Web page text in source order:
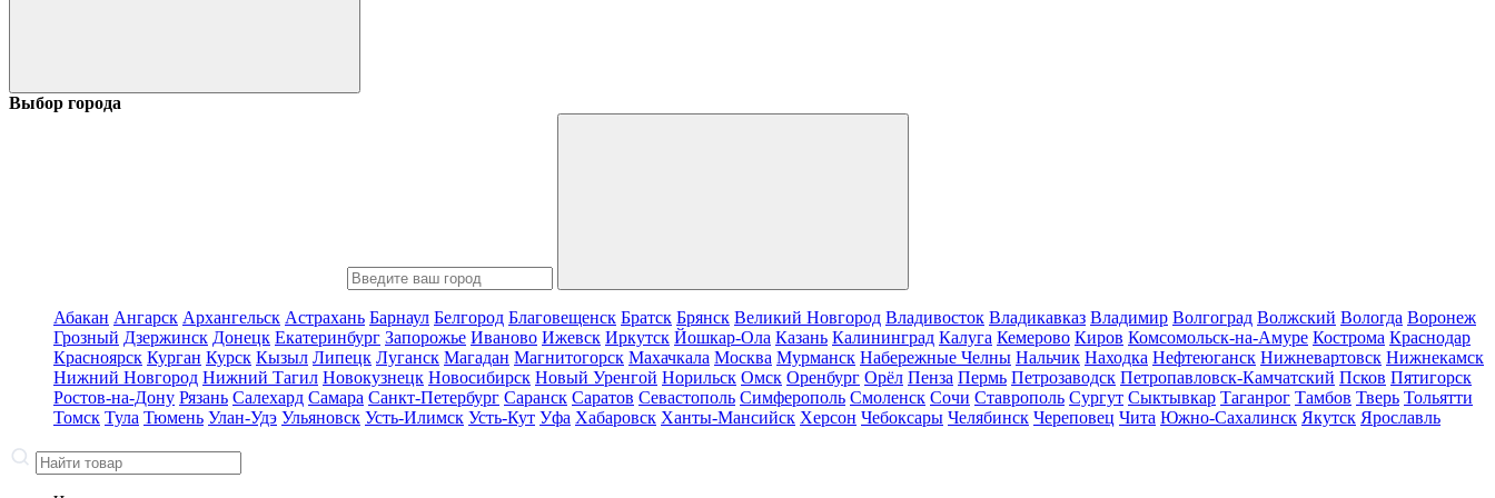
Выбор города
Абакан Ангарск Архангельск Астрахань Барнаул Белгород Благовещенск Братск Брянск Великий Новгород Владивосток Владикавказ Владимир Волгоград Волжский Вологда Воронеж
Грозный Дзержинск Донецк Екатеринбург Запорожье Иваново Ижевск Иркутск Йошкар-Ола Казань Калининград Калуга Кемерово Киров Комсомольск-на-Амуре Кострома Краснодар
Красноярск Курган Курск Кызыл Липецк Луганск Магадан Магнитогорск Махачкала Москва Мурманск Набережные Челны Нальчик Находка Нефтеюганск Нижневартовск Нижнекамск
Нижний Новгород Нижний Тагил Новокузнецк Новосибирск Новый Уренгой Норильск Омск Оренбург Орёл Пенза Пермь Петрозаводск Петропавловск-Камчатский Псков Пятигорск
Ростов-на-Дону Рязань Салехард Самара Санкт-Петербург Саранск Саратов Севастополь Симферополь Смоленск Сочи Ставрополь Сургут Сыктывкар Таганрог Тамбов Тверь Тольятти
Томск Тула Тюмень Улан-Удэ Ульяновск Усть-Илимск Усть-Кут Уфа Хабаровск Ханты-Мансийск Херсон Чебоксары Челябинск Череповец Чита Южно-Сахалинск Якутск Ярославль